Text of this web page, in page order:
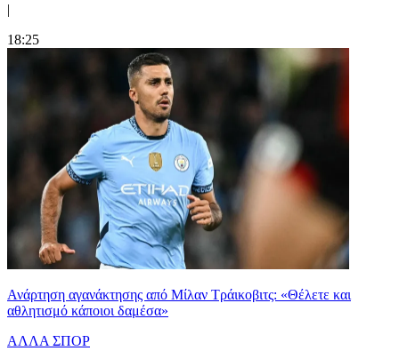
|
18:25
Ανάρτηση αγανάκτησης από Μίλαν Τράικοβιτς: «Θέλετε και
αθλητισμό κάποιοι δαμέσα»
ΑΛΛΑ ΣΠΟΡ